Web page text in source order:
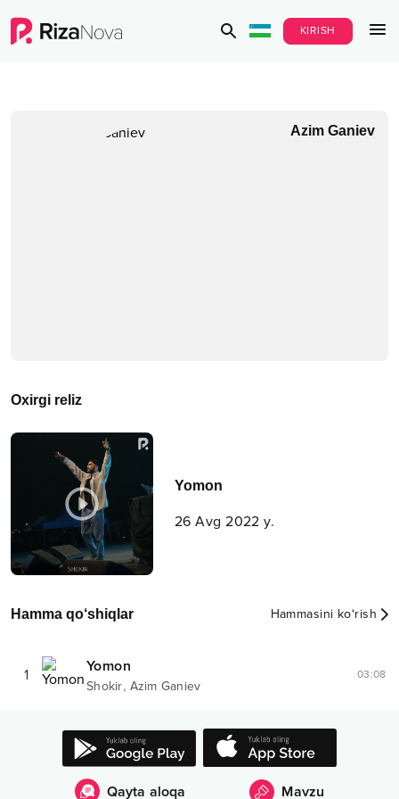
KIRISH
Azim Ganiev
Oxirgi reliz
Yomon
26 Avg 2022 y.
Hamma qo‘shiqlar Hammasini ko‘rish
1 Yomon
Shokir, Azim Ganiev
03:08
Qayta aloqa Mavzu